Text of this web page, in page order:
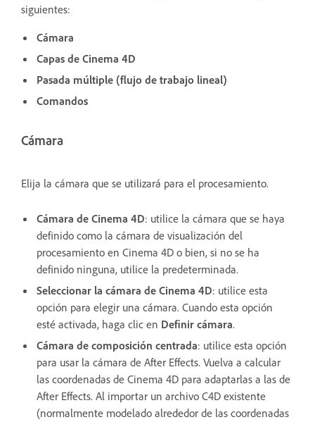
siguientes:
Cámara
Capas de Cinema 4D
Pasada múltiple (flujo de trabajo lineal)
Comandos
Cámara
Elija la cámara que se utilizará para el procesamiento.
Cámara de Cinema 4D: utilice la cámara que se haya
definido como la cámara de visualización del
procesamiento en Cinema 4D o bien, si no se ha
definido ninguna, utilice la predeterminada.
Seleccionar la cámara de Cinema 4D: utilice esta
opción para elegir una cámara. Cuando esta opción
esté activada, haga clic en Definir cámara.
Cámara de composición centrada: utilice esta opción
para usar la cámara de After Effects. Vuelva a calcular
las coordenadas de Cinema 4D para adaptarlas a las de
After Effects. Al importar un archivo C4D existente
(normalmente modelado alrededor de las coordenadas